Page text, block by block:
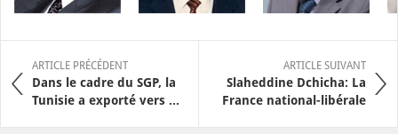
ARTICLE PRÉCÉDENT
Dans le cadre du SGP, la
Tunisie a exporté vers ...
ARTICLE SUIVANT
Slaheddine Dchicha: La
France national-libérale